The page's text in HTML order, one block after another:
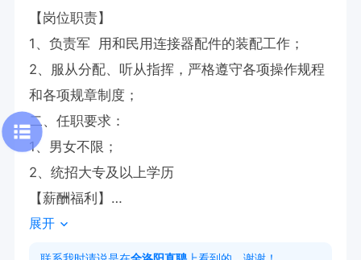
【岗位职责】
1、负责军  用和民用连接器配件的装配工作；
2、服从分配、听从指挥，严格遵守各项操作规程
和各项规章制度；
二、任职要求：
1、男女不限；
2、统招大专及以上学历
【薪酬福利】
1、试用期为1-3个月，实行保护性工资3500元；
2、试用期满且通过出徒考试后，工资制度转为全
展开